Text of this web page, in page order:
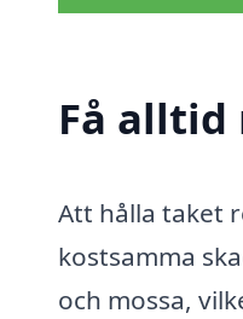
Få
Att hålla taket
kostsamma
och mossa,